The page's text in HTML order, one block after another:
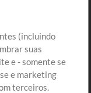
(incluindo
suas
e - somente se
e marketing
terceiros.